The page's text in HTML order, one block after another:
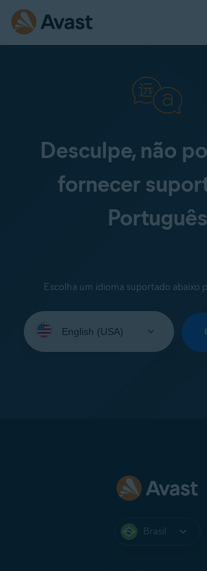
Desculpe, não
fornecer
Português
Escolha um idioma suportado abaixo
seu
Brasil